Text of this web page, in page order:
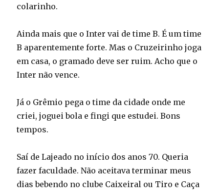
colarinho.
Ainda mais que o Inter vai de time B. É um time
B aparentemente forte. Mas o Cruzeirinho joga
em casa, o gramado deve ser ruim. Acho que o
Inter não vence.
Já o Grêmio pega o time da cidade onde me
criei, joguei bola e fingi que estudei. Bons
tempos.
Saí de Lajeado no início dos anos 70. Queria
fazer faculdade. Não aceitava terminar meus
dias bebendo no clube Caixeiral ou Tiro e Caça